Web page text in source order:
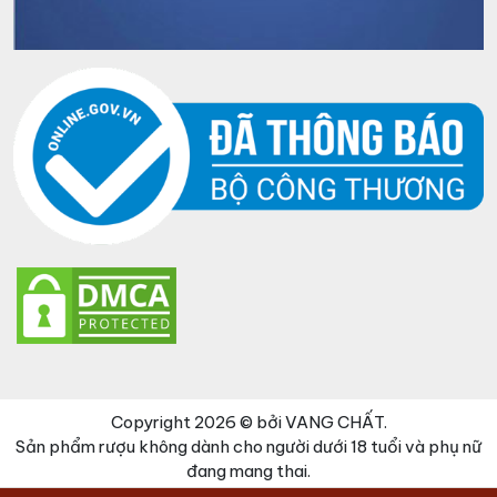
Copyright 2026 © bởi VANG CHẤT.
Sản phẩm rượu không dành cho người dưới 18 tuổi và phụ nữ
đang mang thai.